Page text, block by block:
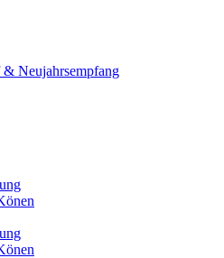
Neujahrsempfang